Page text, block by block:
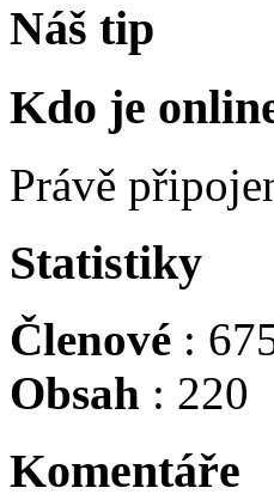
Náš tip
Kdo je
Právě
Statistiky
Členové :
Obsah : 220
Komentáře